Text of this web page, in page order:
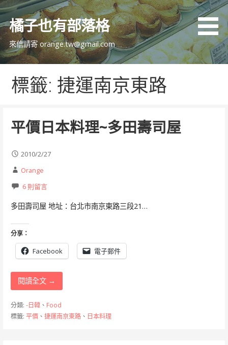
跳
主
內
橘子也有部落格
來信請寄 orange.tw@gmail.com
標籤: 捷運南京東路
平價日本料理~多田壽司屋
2010/2/27
Orange
6 則留言
多田壽司屋 地址：台北市南京東路三段21…
分享：
Facebook 電子郵件
閱讀全文 →
分類: -日韓、 Food
標籤: 平價、 捷運南京東路、 日本料理